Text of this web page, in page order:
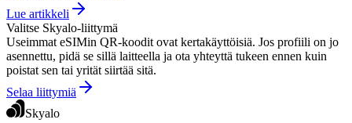
Lue artikkeli
Valitse Skyalo-liittymä
Useimmat eSIMin QR-koodit ovat kertakäyttöisiä. Jos profiili on jo
asennettu, pidä se sillä laitteella ja ota yhteyttä tukeen ennen kuin
poistat sen tai yrität siirtää sitä.
Selaa liittymiä
Skyalo